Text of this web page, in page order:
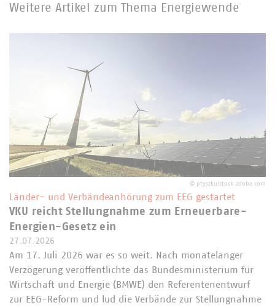
Weitere Artikel zum Thema Energiewende
© ptyszku/stock.adobe.com
Länder- und Verbändeanhörung zum EEG gestartet
VKU reicht Stellungnahme zum Erneuerbare-
Energien-Gesetz ein
27.07.2026
Am 17. Juli 2026 war es so weit. Nach monatelanger
Verzögerung veröffentlichte das Bundesministerium für
Wirtschaft und Energie (BMWE) den Referentenentwurf
zur EEG-Reform und lud die Verbände zur Stellungnahme